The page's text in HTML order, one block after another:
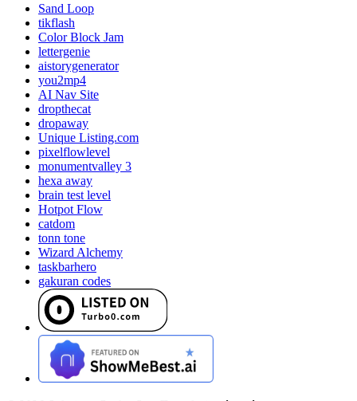
Sand Loop
tikflash
Color Block Jam
lettergenie
aistorygenerator
you2mp4
AI Nav Site
dropthecat
dropaway
Unique Listing.com
pixelflowlevel
monumentvalley 3
hexa away
brain test level
Hotpot Flow
catdom
tonn tone
Wizard Alchemy
taskbarhero
gakuran codes